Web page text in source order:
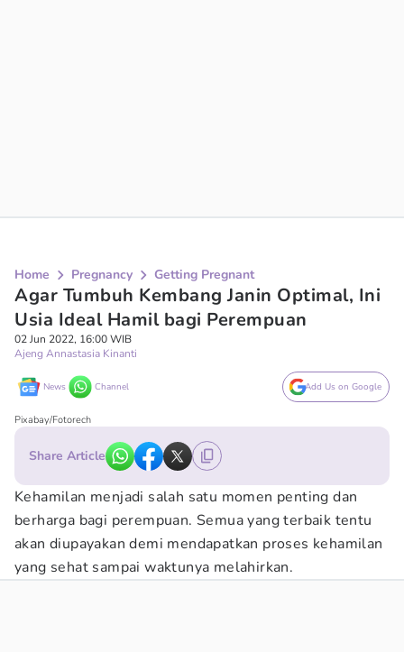
Home Pregnancy Getting Pregnant
Agar Tumbuh Kembang Janin Optimal, Ini
Usia Ideal Hamil bagi Perempuan
02 Jun 2022, 16:00 WIB
Ajeng Annastasia Kinanti
News Channel Add Us on Google
Pixabay/Fotorech
Share Article
Kehamilan menjadi salah satu momen penting dan
berharga bagi perempuan. Semua yang terbaik tentu
akan diupayakan demi mendapatkan proses kehamilan
yang sehat sampai waktunya melahirkan.